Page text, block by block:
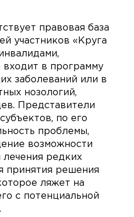
правовая база
участников «Круга
входит в программу
заболеваний или в
нозологий,
Представители
по его
проблемы,
возможности
редких
принятия решения
ляжет на
с потенциальной